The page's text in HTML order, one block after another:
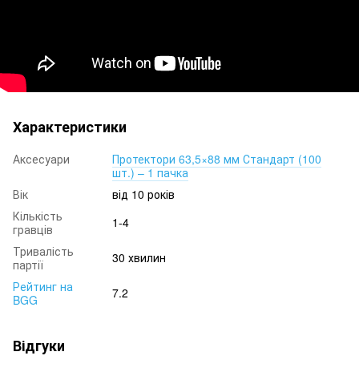
Характеристики
Аксесуари
Протектори 63,5×88 мм Стандарт (100
шт.) – 1 пачка
Вік
від 10 років
Кількість
гравців
1-4
Тривалість
партії
30 хвилин
Рейтинг на
BGG
7.2
Відгуки